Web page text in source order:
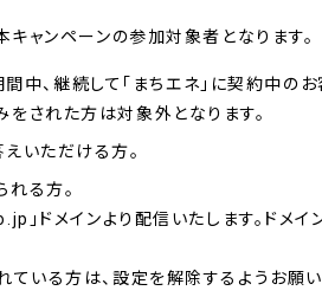
ャンペーンの参加対象者となります。
継続して「まちエネ」に契約中のお
された方は対象外となります。
いただける方。
る方。
ドメインより配信いたします。ドメ
いる方は、設定を解除するようお願い